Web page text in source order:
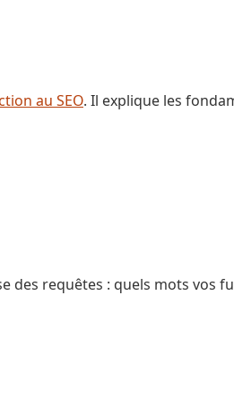
au SEO. Il explique les
requêtes : quels mots vos